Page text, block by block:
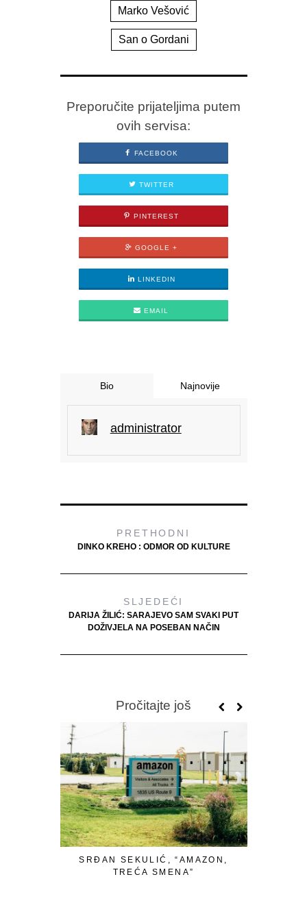
Marko Vešović
San o Gordani
Preporučite prijateljima putem
ovih servisa:
FACEBOOK
TWITTER
PINTEREST
GOOGLE +
LINKEDIN
EMAIL
Bio Najnovije
administrator
PRETHODNI
DINKO KREHO : ODMOR OD KULTURE
SLJEDEĆI
DARIJA ŽILIĆ: SARAJEVO SAM SVAKI PUT
DOŽIVJELA NA POSEBAN NAČIN
Pročitajte još
SRĐAN SEKULIĆ, “AMAZON,
TREĆA SMENA”